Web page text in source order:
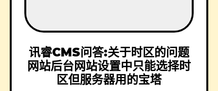
讯睿CMS问答:关于时区的问题
网站后台网站设置中只能选择时
区但服务器用的宝塔